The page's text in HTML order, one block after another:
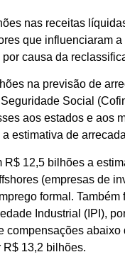
nas receitas
que influenciaram
por causa da
na previsão de
Social
aos estados e aos
estimativa de
12,5 bilhões a
(empresas de
formal.
Industrial (IPI),
13,2 bilhões.